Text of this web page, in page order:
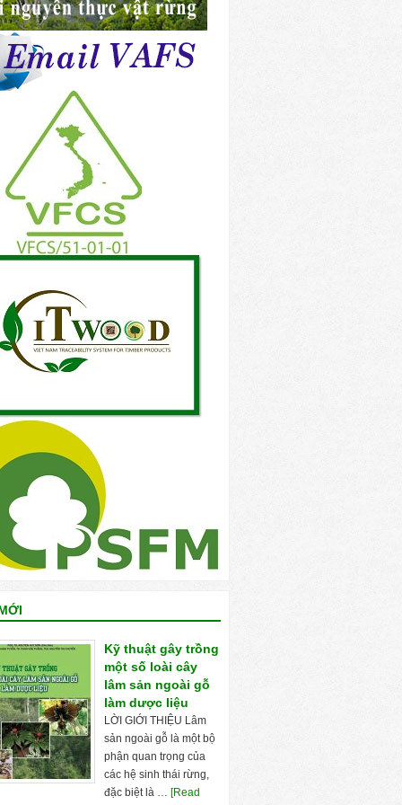
Kỹ thuật gây trồng
một số loài cây
lâm sản ngoài gỗ
làm dược liệu
LỜI GIỚI THIỆU Lâm
sản ngoài gỗ là một bộ
phận quan trọng của
các hệ sinh thái rừng,
đặc biệt là … [Read